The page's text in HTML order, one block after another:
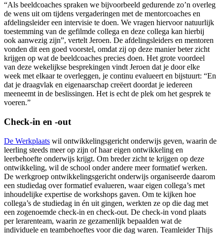
“Als beeldcoaches spraken we bijvoorbeeld gedurende zo’n overleg
de wens uit om tijdens vergaderingen met de mentorcoaches en
afdelingsleider een intervisie te doen. We vragen hiervoor natuurlijk
toestemming van de gefilmde collega en deze collega kan hierbij
ook aanwezig zijn”, vertelt Jeroen. De afdelingsleiders en mentoren
vonden dit een goed voorstel, omdat zij op deze manier beter zicht
krijgen op wat de beeldcoaches precies doen. Het grote voordeel
van deze wekelijkse besprekingen vindt Jeroen dat je door elke
week met elkaar te overleggen, je continu evalueert en bijstuurt: “En
dat je draagvlak en eigenaarschap creëert doordat je iedereen
meeneemt in de beslissingen. Het is echt de plek om het gesprek te
voeren.”
Check-in en -out
De Werkplaats wil ontwikkelingsgericht onderwijs geven, waarin de
leerling steeds meer op zijn of haar eigen ontwikkeling en
leerbehoefte onderwijs krijgt. Om breder zicht te krijgen op deze
ontwikkeling, wil de school onder andere meer formatief werken.
De werkgroep ontwikkelingsgericht onderwijs organiseerde daarom
een studiedag over formatief evalueren, waar eigen collega’s met
inhoudelijke expertise de workshops gaven. Om te kijken hoe
collega’s de studiedag in én uit gingen, werkten ze op die dag met
een zogenoemde check-in en check-out. De check-in vond plaats
per lerarenteam, waarin ze gezamenlijk bepaalden wat de
individuele en teambehoeftes voor die dag waren. Teamleider Thijs